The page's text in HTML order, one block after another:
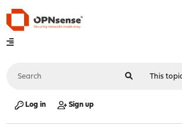
Log in Sign up